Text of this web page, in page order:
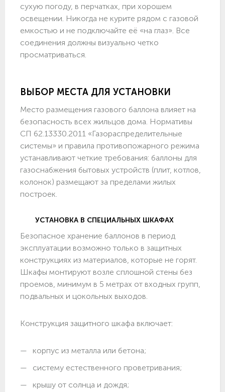
сухую погоду, в перчатках, при хорошем
освещении. Никогда не курите рядом с газовой
емкостью и не подключайте её «на глаз». Все
соединения должны визуально четко
просматриваться.
ВЫБОР МЕСТА ДЛЯ УСТАНОВКИ
Место размещения газового баллона влияет на
безопасность всех жильцов дома. Нормативы
СП 62.13330.2011 «Газораспределительные
системы» и правила противопожарного режима
устанавливают четкие требования: баллоны для
газоснабжения бытовых устройств (плит, котлов,
колонок) размещают за пределами жилых
построек.
УСТАНОВКА В СПЕЦИАЛЬНЫХ ШКАФАХ
Безопасное хранение баллонов в период
эксплуатации возможно только в защитных
конструкциях из материалов, которые не горят.
Шкафы монтируют возле сплошной стены без
проемов, минимум в 5 метрах от входных групп,
подвальных и цокольных выходов.
Конструкция защитного шкафа включает:
корпус из металла или бетона;
систему естественного проветривания;
крышу от солнца и дождя;